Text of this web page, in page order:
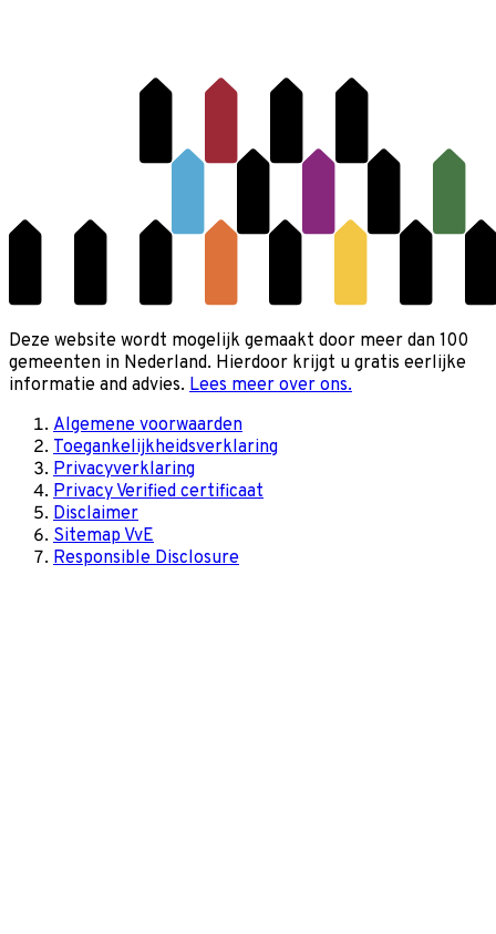
Deze website wordt mogelijk gemaakt door meer dan 100
gemeenten in Nederland. Hierdoor krijgt u gratis eerlijke
informatie and advies. Lees meer over ons.
Algemene voorwaarden
Toegankelijkheidsverklaring
Privacyverklaring
Privacy Verified certificaat
Disclaimer
Sitemap VvE
Responsible Disclosure